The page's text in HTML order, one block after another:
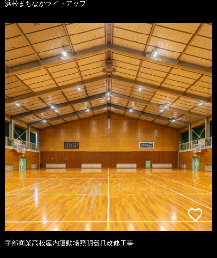
浜松まちなかライトアップ
宇部商業高校屋内運動場照明器具改修工事